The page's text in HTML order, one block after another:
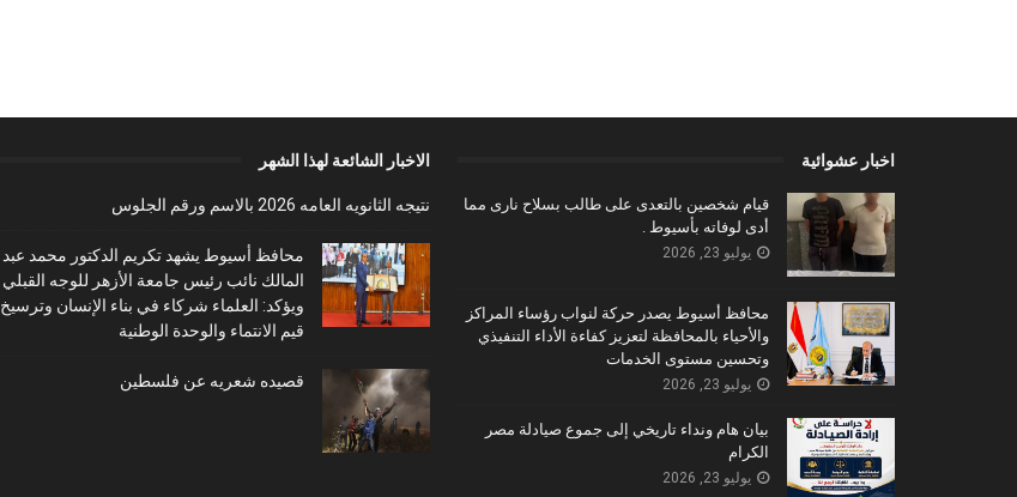
اخبار عشوائية
قيام شخصين بالتعدى على طالب بسلاح نارى مما
أدى لوفاته بأسيوط .
يوليو 23, 2026
محافظ أسيوط يصدر حركة لنواب رؤساء المراكز
والأحياء بالمحافظة لتعزيز كفاءة الأداء التنفيذي
وتحسين مستوى الخدمات
يوليو 23, 2026
بيان هام ونداء تاريخي إلى جموع صيادلة مصر
الكرام
يوليو 23, 2026
الاخبار الشائعة لهذا الشهر
نتيجه الثانويه العامه 2026 بالاسم ورقم الجلوس
محافظ أسيوط يشهد تكريم الدكتور محمد عبد
المالك نائب رئيس جامعة الأزهر للوجه القبلي
ويؤكد: العلماء شركاء في بناء الإنسان وترسيخ
قيم الانتماء والوحدة الوطنية
قصيده شعريه عن فلسطين